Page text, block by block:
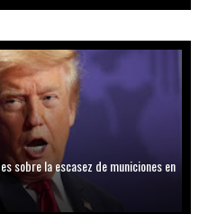
sobre la escasez de municiones en